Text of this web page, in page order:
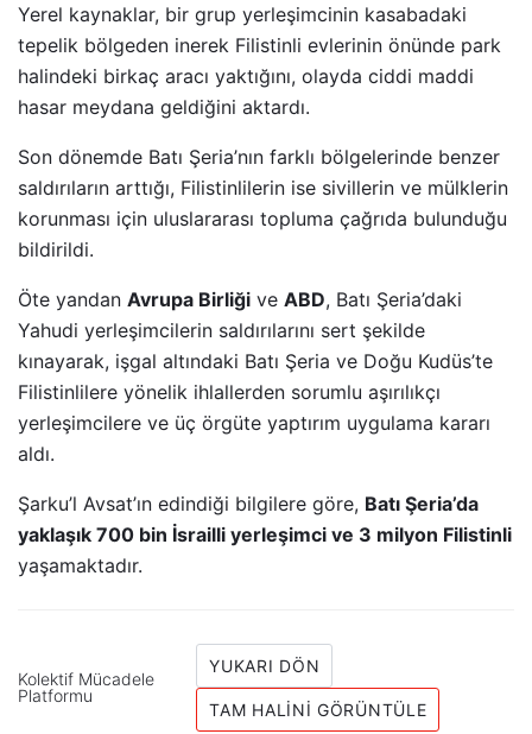
Yerel kaynaklar, bir grup yerleşimcinin kasabadaki
tepelik bölgeden inerek Filistinli evlerinin önünde park
halindeki birkaç aracı yaktığını, olayda ciddi maddi
hasar meydana geldiğini aktardı.
Son dönemde Batı Şeria’nın farklı bölgelerinde benzer
saldırıların arttığı, Filistinlilerin ise sivillerin ve mülklerin
korunması için uluslararası topluma çağrıda bulunduğu
bildirildi.
Öte yandan Avrupa Birliği ve ABD, Batı Şeria’daki
Yahudi yerleşimcilerin saldırılarını sert şekilde
kınayarak, işgal altındaki Batı Şeria ve Doğu Kudüs’te
Filistinlilere yönelik ihlallerden sorumlu aşırılıkçı
yerleşimcilere ve üç örgüte yaptırım uygulama kararı
aldı.
Şarku’l Avsat’ın edindiği bilgilere göre, Batı Şeria’da
yaklaşık 700 bin İsrailli yerleşimci ve 3 milyon Filistinli
yaşamaktadır.
Kolektif Mücadele
Platformu
YUKARI DÖN
TAM HALINI GÖRÜNTÜLE